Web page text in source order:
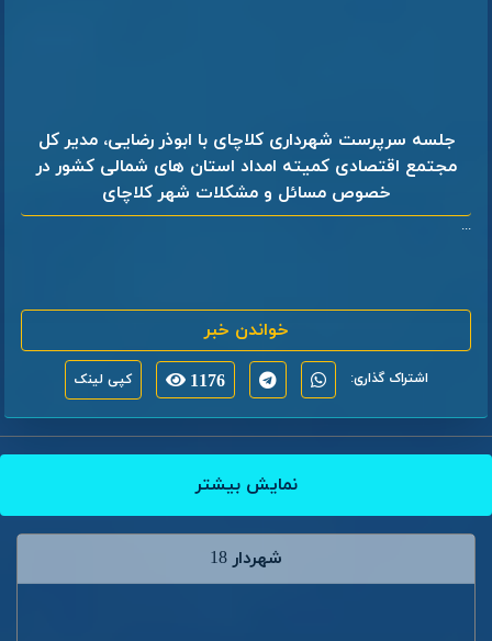
جلسه سرپرست شهرداری کلاچای با ابوذر رضایی، مدیر کل
مجتمع اقتصادی کمیته امداد استان های شمالی کشور در
خصوص مسائل و مشکلات شهر کلاچای
...
خواندن خبر
اشتراک گذاری: 1176 کپی لینک
نمایش بیشتر
شهردار 18